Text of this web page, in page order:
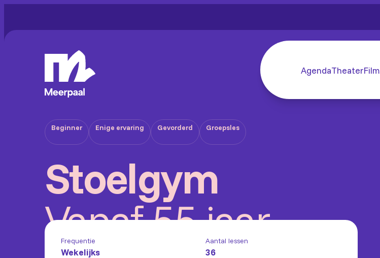
AgendaTheaterFilm
Beginner Enige ervaring Gevorderd Groepsles
Stoelgym
Vanaf 55 jaar
Frequentie
Wekelijks
Aantal lessen
36